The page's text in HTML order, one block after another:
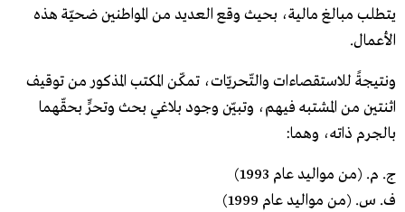
يتطلب مبالغ مالية، بحيث وقع العديد من المواطنين ضحيّة هذه
الأعمال.
ونتيجةً للاستقصاءات والتّحريّات، تمكّن المكتب المذكور من توقيف
اثنتين من المشتبه فيهم، وتبيّن وجود بلاغي بحث وتحرٍّ بحقّهما
بالجرم ذاته، وهما:
ج. م. (من مواليد عام 1993)
ف. س. (من مواليد عام 1999)